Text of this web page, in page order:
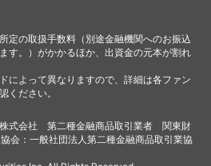
定の取扱手数料（別途金融機関へのお振込
す。）がかかるほか、出資金の元本が割れ
によって異なりますので、詳細は各ファン
ください。
株式会社 第二種金融商品取引業者 関東財
会：一般社団法人第二種金融商品取引業協